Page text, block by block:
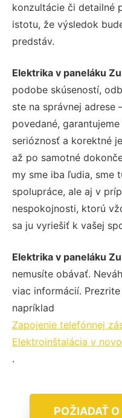
konzultácie či detailné
istotu, že výsledok
predstáv.
Elektrika v paneláku
podobe skúseností,
ste na správnej adrese
povedané,
serióznosť a korektné
až po samotné
my sme iba ľudia, sme
spolupráce, ale aj v
nespokojnosti, ktorú
sa ju vyriešiť k vašej
Elektrika v paneláku
nemusíte obávať.
viac informácií.
napríklad
Zapojenie telefónnej
Elektroinštalácia v
.
POŽIADAŤ